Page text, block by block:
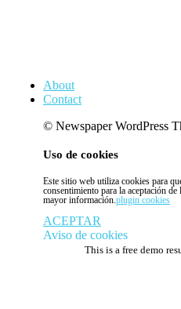
About
Contact
© Newspaper WordPress
Uso de cookies
Este sitio web utiliza cookies para
consentimiento para la aceptación
mayor información.plugin cookies
ACEPTAR
Aviso de cookies
This is a free demo